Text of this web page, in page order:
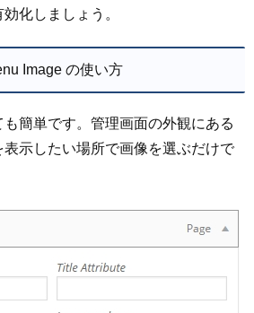
化しましょう。
Image の使い方
簡単です。管理画面の外観にある
示したい場所で画像を選ぶだけで